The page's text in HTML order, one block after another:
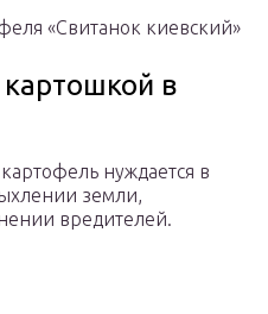
«Свитанок киевский»
картошкой в
нуждается в
земли,
вредителей.